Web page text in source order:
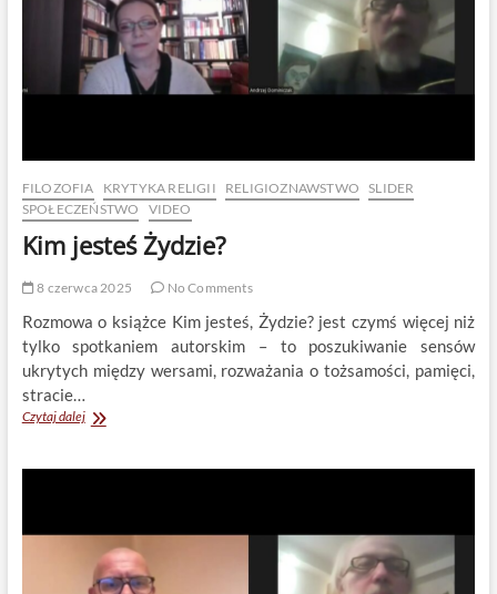
FILOZOFIA KRYTYKA RELIGII RELIGIOZNAWSTWO
SLIDER
SPOŁECZEŃSTWO
VIDEO
Kim jesteś Żydzie?
8 czerwca 2025 No Comments
Rozmowa o książce Kim jesteś, Żydzie? jest czymś więcej niż
tylko spotkaniem autorskim – to poszukiwanie sensów
ukrytych między wersami, rozważania o tożsamości, pamięci,
stracie…
Czytaj dalejKim